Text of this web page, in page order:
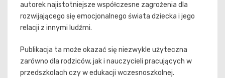
autorek najistotniejsze współczesne zagrożenia dla
rozwijającego się emocjonalnego świata dziecka i jego
relacji z innymi ludźmi.
Publikacja ta może okazać się niezwykle użyteczna
zarówno dla rodziców, jak i nauczycieli pracujących w
przedszkolach czy w edukacji wczesnoszkolnej.